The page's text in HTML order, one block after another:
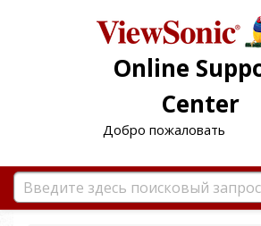
Online
Center
Добро пожаловать